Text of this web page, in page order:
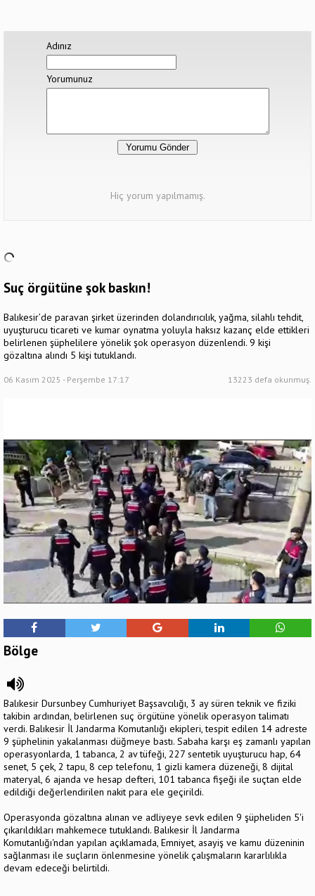
Adınız
Yorumunuz
Hiç yorum yapılmamış.
Suç örgütüne şok baskın!
Balıkesir’de paravan şirket üzerinden dolandırıcılık, yağma, silahlı tehdit,
uyuşturucu ticareti ve kumar oynatma yoluyla haksız kazanç elde ettikleri
belirlenen şüphelilere yönelik şok operasyon düzenlendi. 9 kişi
gözaltına alındı 5 kişi tutuklandı.
06 Kasım 2025 - Perşembe 17:17 13223 defa okunmuş.
Bölge
Balıkesir Dursunbey Cumhuriyet Başsavcılığı, 3 ay süren teknik ve fiziki
takibin ardından, belirlenen suç örgütüne yönelik operasyon talimatı
verdi. Balıkesir İl Jandarma Komutanlığı ekipleri, tespit edilen 14 adreste
9 şüphelinin yakalanması düğmeye bastı. Sabaha karşı eş zamanlı yapılan
operasyonlarda, 1 tabanca, 2 av tüfeği, 227 sentetik uyuşturucu hap, 64
senet, 5 çek, 2 tapu, 8 cep telefonu, 1 gizli kamera düzeneği, 8 dijital
materyal, 6 ajanda ve hesap defteri, 101 tabanca fişeği ile suçtan elde
edildiği değerlendirilen nakit para ele geçirildi.
Operasyonda gözaltına alınan ve adliyeye sevk edilen 9 şüpheliden 5'i
çıkarıldıkları mahkemece tutuklandı. Balıkesir İl Jandarma
Komutanlığı'ndan yapılan açıklamada, Emniyet, asayiş ve kamu düzeninin
sağlanması ile suçların önlenmesine yönelik çalışmaların kararlılıkla
devam edeceği belirtildi.